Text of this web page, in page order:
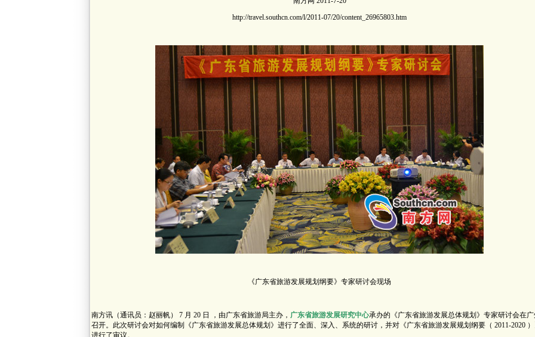
http://travel.southcn.com/l/2011-07/20/content_26965803.htm
《广东省旅游发展规划纲要》专家研讨会现场
南方讯（通讯员：赵丽帆） 7 月 20 日 ，由广东省旅游局主办， 广东省旅游发展研究中心承办的《广东省旅游发展总体规划》专家研讨会在
召开。此次研讨会对如何编制《广东省旅游发展总体规划》进行了全面、深入、系统的研讨，并对《广东省旅游发展规划纲要（ 2011-2020
进行了审议。